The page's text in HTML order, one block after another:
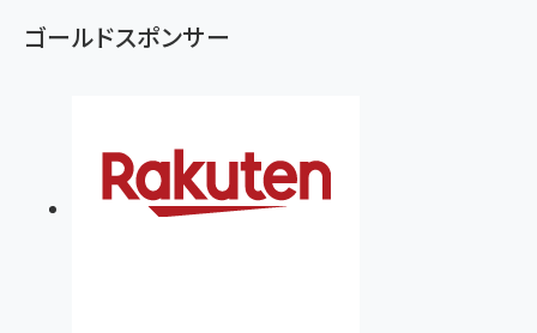
ゴールドスポンサー